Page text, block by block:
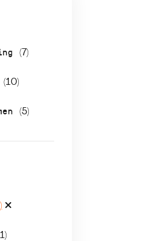
(7)
(10)
(5)